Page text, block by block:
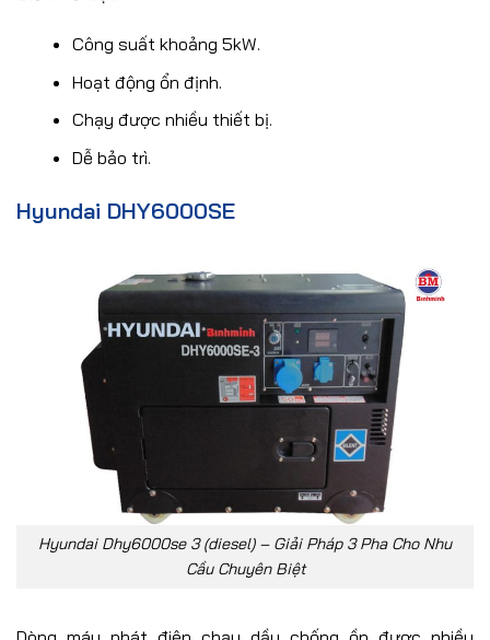
Công suất khoảng 5kW.
Hoạt động ổn định.
Chạy được nhiều thiết bị.
Dễ bảo trì.
Hyundai DHY6000SE
Hyundai Dhy6000se 3 (diesel) – Giải Pháp 3 Pha Cho Nhu
Cầu Chuyên Biệt